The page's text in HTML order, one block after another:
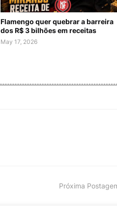
Flamengo quer quebrar a barreira
dos R$ 3 bilhões em receitas
May 17, 2026
Próxima